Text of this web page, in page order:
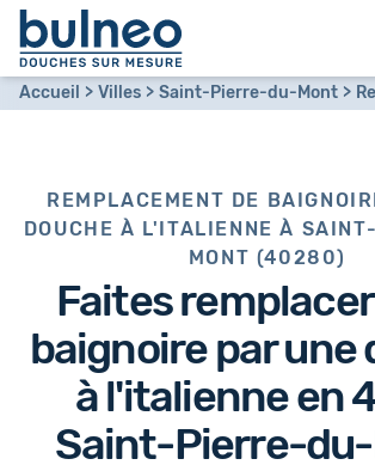
Accueil Villes Saint-Pierre-du-Mont
REMPLACEMENT DE
DOUCHE À L'ITALIENNE À
MONT (40280)
Faites
baignoire parune
à l'italienne en
Saint-Pierre-